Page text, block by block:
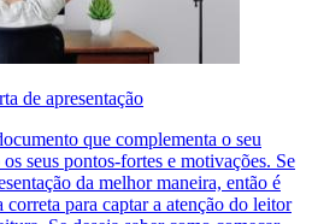
de apresentação
que complementa o seu
seus pontos-fortes e motivações. Se
da melhor maneira, então é
para captar a atenção do leitor